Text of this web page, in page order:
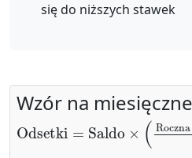
się do niższych stawek
Wzór na